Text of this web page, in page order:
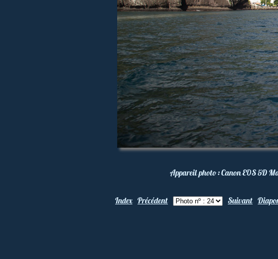
Appareil photo :Canon EOS 5D
Index Précédent Suivant